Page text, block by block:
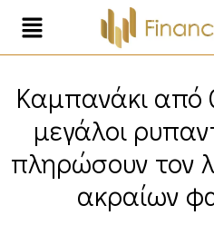
Καμπανάκι από
μεγάλοι
πληρώσουν τον
ακραίων